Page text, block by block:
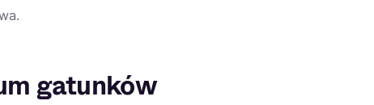
gatunków